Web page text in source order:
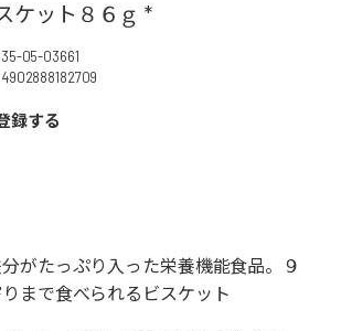
ケット８６ｇ *
35-05-03661
4902888182709
録する
がたっぷり入った栄養機能食品。９
まで食べられるビスケット